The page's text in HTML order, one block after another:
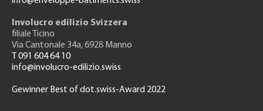
Involucro edilizio Svizzera
filiale Ticino
Via Cantonale 34a, 6928 Manno
T 091 604 64 10
info@involucro-edilizio.swiss
Gewinner Best of dot.swiss-Award 2022